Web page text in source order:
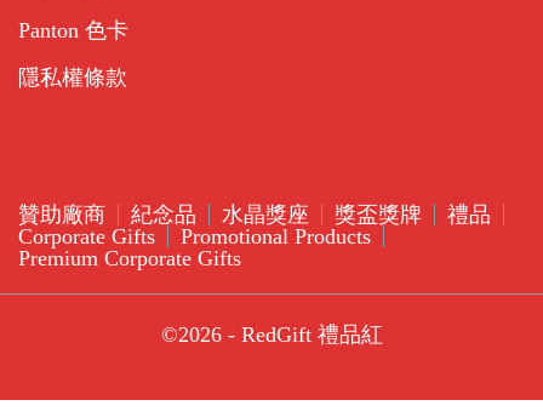
Panton 色卡
隱私權條款
贊助廠商 紀念品 水晶獎座 獎盃獎牌
禮品
Corporate Gifts
Promotional Products
Premium Corporate Gifts
©2026 - RedGift 禮品紅